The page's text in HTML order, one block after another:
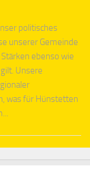
politisches
unserer Gemeinde
ebenso wie
Unsere
was für Hünstetten